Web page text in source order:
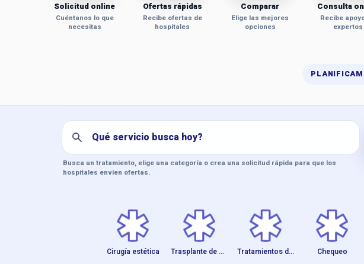
Solicitud online
Cuéntanos lo que
necesitas
Ofertas rápidas
Recibe ofertas de
hospitales
Comparar
Elige las mejores
opciones
Consulta
Recibe
expertos
Clinictus - El turismo
Busca un tratamiento, elige una categoría o crea una solicitud rápida para que los
hospitales envíen ofertas.
Cirugía estética Trasplante de cabe... Tratamientos de fe... Chequeo